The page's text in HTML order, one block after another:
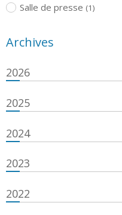
Salle de presse (1)
Archives
2026
2025
2024
2023
2022